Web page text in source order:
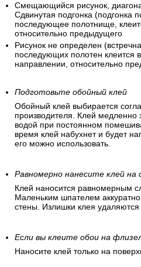
Смещающийся рисунок,
Сдвинутая подгонка (подгонка
последующее полотнище,
относительно предыдущего
Рисунок не определен
последующих полотен клеится
направлении, относительно
Подготовьте обойный клей
Обойный клей выбирается
производителя. Клей медленно
водой при постоянном
время клей набухнет и будет
его можно использовать.
Равномерно нанесите клей на
Клей наносится равномерным
Маленьким шпателем
стены. Излишки клея
Если вы клеите обои на
Наносите клей только на